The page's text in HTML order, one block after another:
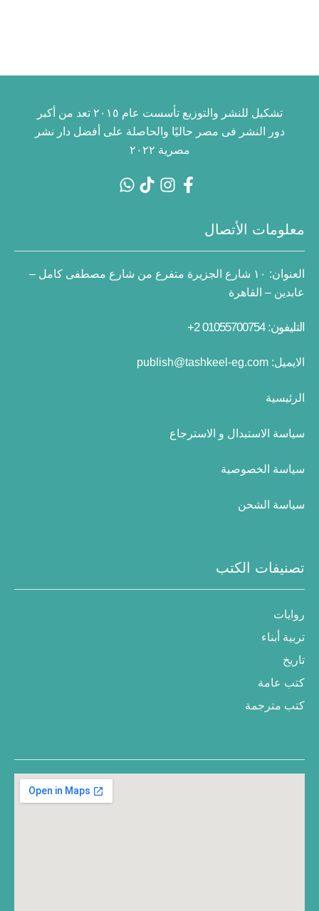
تشكيل للنشر والتوزيع تأسست عام ٢٠١٥ تعد من أكبر
دور النشر فى مصر حاليًا والحاصلة على أفضل دار نشر
مصرية ٢٠٢٢
معلومات الأتصال
العنوان:
١٠ شارع الجزيرة متفرع من شارع مصطفى كامل –
عابدين – القاهرة
التليفون: 01055700754 2+
الايميل: publish@tashkeel-eg.com
الرئيسية
سياسة الاستبدال و الاسترجاع
سياسة الخصوصية
سياسة الشحن
تصنيفات الكتب
روايات
تربية أبناء
تاريخ
كتب عامة
كتب مترجمة